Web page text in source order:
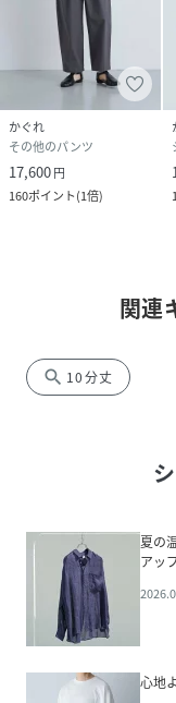
かぐれ
その他のパンツ
17,600円
160ポイント(1倍)
関連
search 10分丈
夏の
アッ
心地